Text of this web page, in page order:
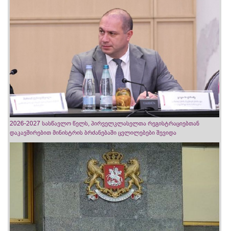
2026-2027 სასწავლო წელს, პირველკლასელთა რეგისტრაციებთან
დაკავშირებით მინისტრის ბრძანებაში ცვლილებები შევიდა